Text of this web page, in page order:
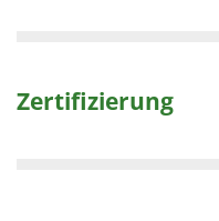
Zertifizierung